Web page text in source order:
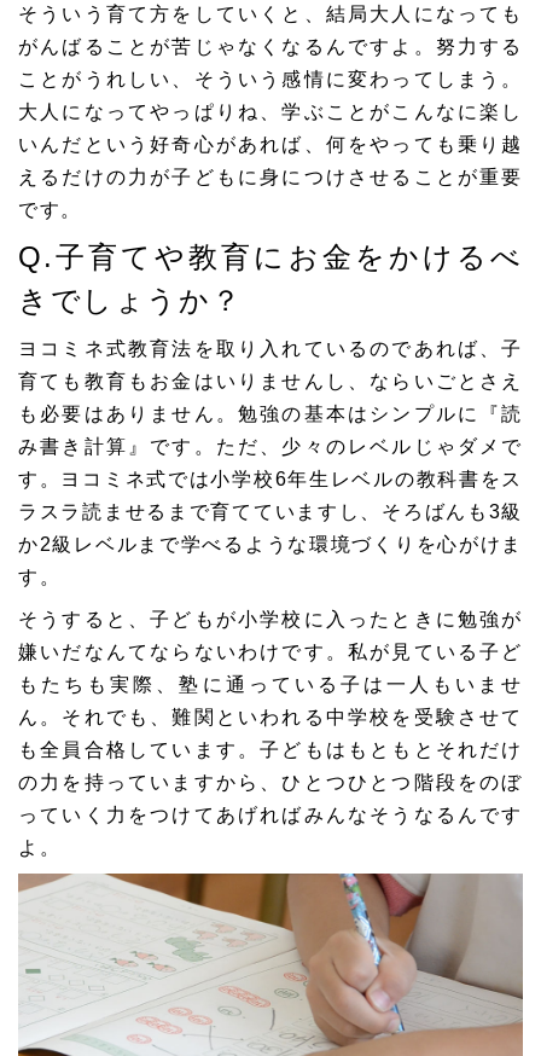
そういう育て方をしていくと、結局大人になっても
がんばることが苦じゃなくなるんですよ。努力する
ことがうれしい、そういう感情に変わってしまう。
大人になってやっぱりね、学ぶことがこんなに楽し
いんだという好奇心があれば、何をやっても乗り越
えるだけの力が子どもに身につけさせることが重要
です。
Q.子育てや教育にお金をかけるべ
きでしょうか？
ヨコミネ式教育法を取り入れているのであれば、子
育ても教育もお金はいりませんし、ならいごとさえ
も必要はありません。勉強の基本はシンプルに『読
み書き計算』です。ただ、少々のレベルじゃダメで
す。ヨコミネ式では小学校6年生レベルの教科書をス
ラスラ読ませるまで育てていますし、そろばんも3級
か2級レベルまで学べるような環境づくりを心がけま
す。
そうすると、子どもが小学校に入ったときに勉強が
嫌いだなんてならないわけです。私が見ている子ど
もたちも実際、塾に通っている子は一人もいませ
ん。それでも、難関といわれる中学校を受験させて
も全員合格しています。子どもはもともとそれだけ
の力を持っていますから、ひとつひとつ階段をのぼ
っていく力をつけてあげればみんなそうなるんです
よ。